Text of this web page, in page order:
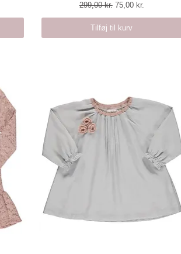
Regulær pris
299,00 kr. Salgspris
75,00 kr.
Tilføj til kurv